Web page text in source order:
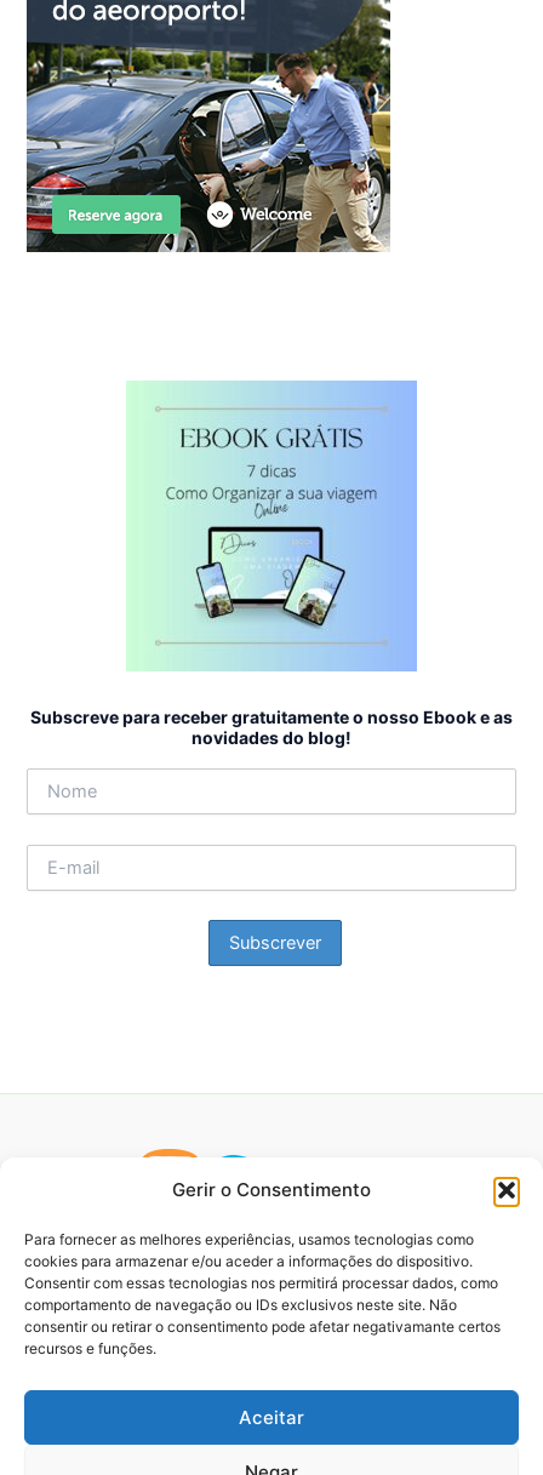
Gerir o Consentimento
Para fornecer as melhores experiências, usamos tecnologias como
cookies para armazenar e/ou aceder a informações do dispositivo.
Consentir com essas tecnologias nos permitirá processar dados, como
comportamento de navegação ou IDs exclusivos neste site. Não
consentir ou retirar o consentimento pode afetar negativamante certos
recursos e funções.
Aceitar
Subscreve para receber gratuitamente o nosso Ebook e as
novidades do blog!